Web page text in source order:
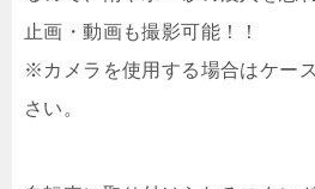
止画・動画も撮影可能！！
※カメラを使用する場合はケー
さい。